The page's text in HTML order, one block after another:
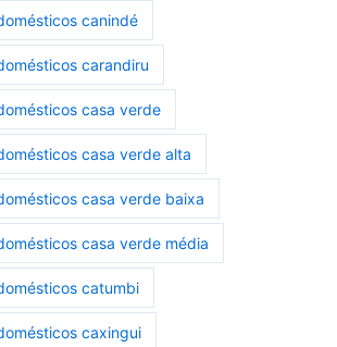
canindé
carandiru
casa verde
casa verde alta
casa verde baixa
casa verde média
catumbi
caxingui